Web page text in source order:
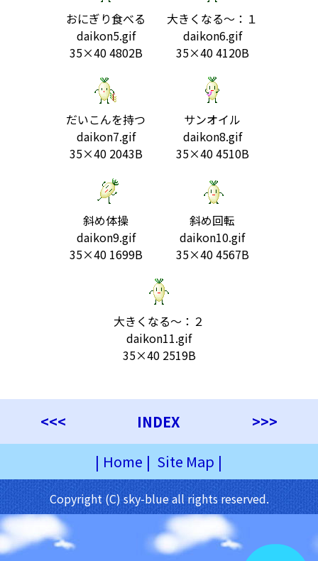
おにぎり食べる
daikon5.gif
35×40 4802B
大きくなる～：１
daikon6.gif
35×40 4120B
だいこんを持つ
daikon7.gif
35×40 2043B
サンオイル
daikon8.gif
35×40 4510B
斜め体操
daikon9.gif
35×40 1699B
斜め回転
daikon10.gif
35×40 4567B
大きくなる～：２
daikon11.gif
35×40 2519B
<<< INDEX
>>>
| Home | Site Map |
Copyright (C) sky-blue all rights reserved.